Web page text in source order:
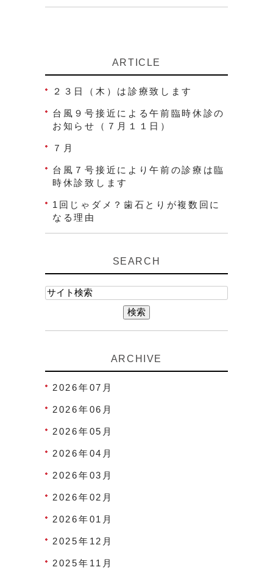
ARTICLE
２３日（木）は診療致します
台風９号接近による午前臨時休診の
お知らせ（７月１１日）
７月
台風７号接近により午前の診療は臨
時休診致します
1回じゃダメ？歯石とりが複数回に
なる理由
SEARCH
ARCHIVE
2026年07月
2026年06月
2026年05月
2026年04月
2026年03月
2026年02月
2026年01月
2025年12月
2025年11月